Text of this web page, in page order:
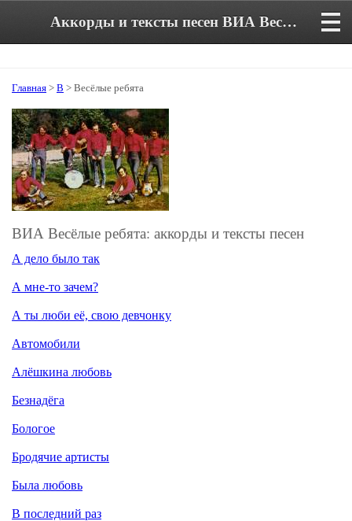
Аккорды и тексты песен ВИА Весёлые ребята
Главная > В > Весёлые ребята
ВИА Весёлые ребята: аккорды и тексты песен
А дело было так
А мне-то зачем?
А ты люби её, свою девчонку
Автомобили
Алёшкина любовь
Безнадёга
Бологое
Бродячие артисты
Была любовь
В последний раз